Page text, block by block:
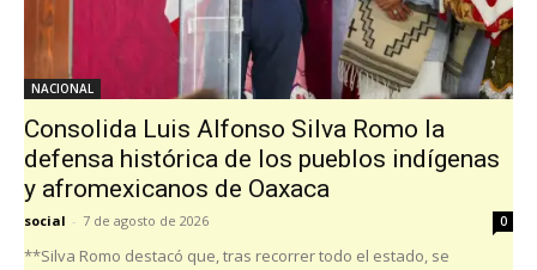
NACIONAL
Consolida Luis Alfonso Silva Romo la
defensa histórica de los pueblos indígenas
y afromexicanos de Oaxaca
social - 7 de agosto de 2026 0
**Silva Romo destacó que, tras recorrer todo el estado, se